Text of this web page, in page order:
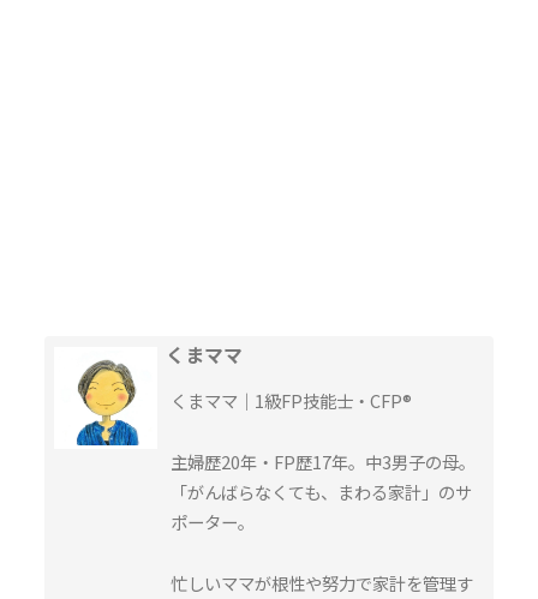
くまママ
くまママ｜1級FP技能士・CFP®︎
主婦歴20年・FP歴17年。中3男子の母。
「がんばらなくても、まわる家計」のサ
ポーター。
忙しいママが根性や努力で家計を管理す